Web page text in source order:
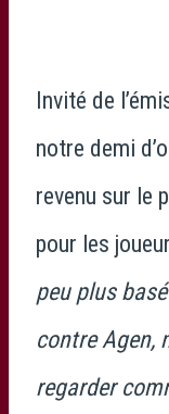
Invité de
notre demi
revenu sur le
pour les
peu plus
contre Agen,
regarder